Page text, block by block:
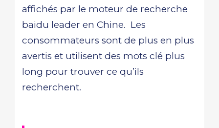
affichés par le moteur de recherche
baidu leader en Chine. Les
consommateurs sont de plus en plus
avertis et utilisent des mots clé plus
long pour trouver ce qu’ils
recherchent.